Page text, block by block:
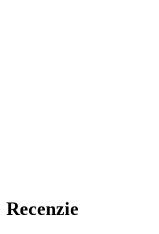
Recenzie